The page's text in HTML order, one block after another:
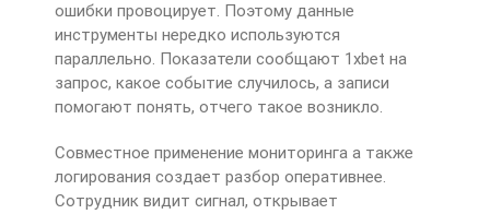
ошибки провоцирует. Поэтому данные
инструменты нередко используются
параллельно. Показатели сообщают 1xbet на
запрос, какое событие случилось, а записи
помогают понять, отчего такое возникло.
Совместное применение мониторинга а также
логирования создает разбор оперативнее.
Сотрудник видит сигнал, открывает